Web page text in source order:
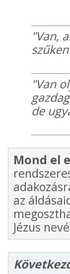
"Van,
"Van
de
Mond el
az
Jézus